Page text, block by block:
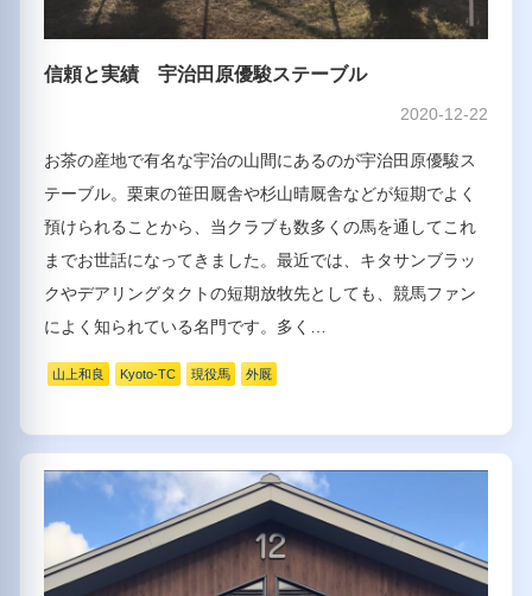
信頼と実績 宇治田原優駿ステーブル
2020-12-22
お茶の産地で有名な宇治の山間にあるのが宇治田原優駿ス
テーブル。栗東の笹田厩舎や杉山晴厩舎などが短期でよく
預けられることから、当クラブも数多くの馬を通してこれ
までお世話になってきました。最近では、キタサンブラッ
クやデアリングタクトの短期放牧先としても、競馬ファン
によく知られている名門です。多く…
山上和良 Kyoto-TC 現役馬 外厩